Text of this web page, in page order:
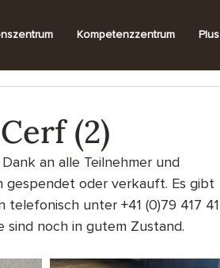
Kompetenzzentrum Plus
(2)
an alle Teilnehmer und
gespendet oder verkauft. Es gibt
unter +41 (0)79 417 41
sind noch in gutem Zustand.